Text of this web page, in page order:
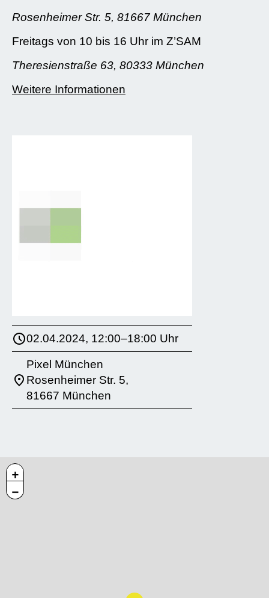
Rosenheimer Str. 5, 81667 München
Freitags von 10 bis 16 Uhr im Z’SAM
Theresienstraße 63, 80333 München
Weitere Informationen
02.04.2024, 12:00–18:00 Uhr
Pixel München
Rosenheimer Str. 5,
81667 München
+
−